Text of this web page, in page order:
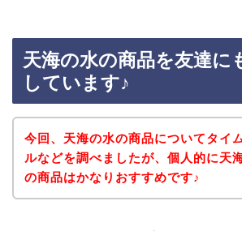
天海の水の商品を友達に
しています♪
今回、天海の水の商品についてタイ
ルなどを調べましたが、個人的に天
の商品はかなりおすすめです♪